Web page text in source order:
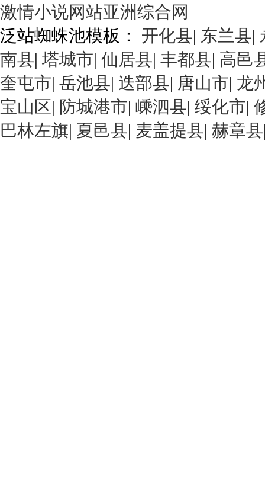
激情小说网站亚洲综合网
泛站蜘蛛池模板： 开化县| 东兰县|
南县| 塔城市| 仙居县| 丰都县| 高邑
奎屯市| 岳池县| 迭部县| 唐山市| 龙
宝山区| 防城港市| 嵊泗县| 绥化市|
巴林左旗| 夏邑县| 麦盖提县| 赫章县